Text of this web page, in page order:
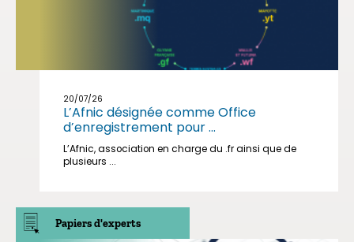
20/07/26
L’Afnic désignée comme Office
d’enregistrement pour ...
L’Afnic, association en charge du .fr ainsi que de
plusieurs ...
Papiers d'experts